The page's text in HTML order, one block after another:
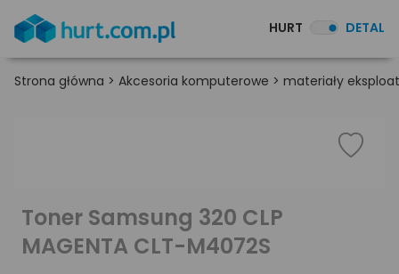
HURT DETAL
Strona główna > Akcesoria komputerowe > materiały
Toner Samsung 320 CLP
MAGENTA CLT-M4072S